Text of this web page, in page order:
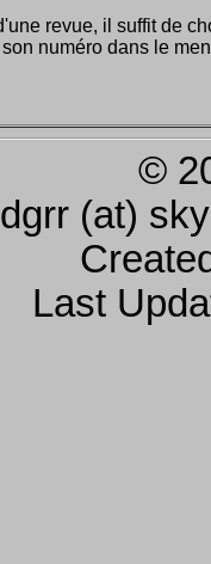
revue, il suffit de
numéro dans le
©
dgrr (at)
Last